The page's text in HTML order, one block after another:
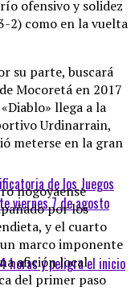
ofensivo y solidez
2) como en la vuelta
su parte, buscará
Mocoretá en 2017
llega a la
Urdinarrain,
meterse en la gran
nogoyaense
por los
y el cuarto
marco imponente
afición local
del primer paso
de los Juegos
viernes 7 de agosto
horas y peligra el inicio